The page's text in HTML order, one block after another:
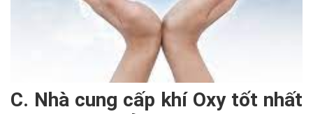
C. Nhà cung cấp khí Oxy tốt nhất